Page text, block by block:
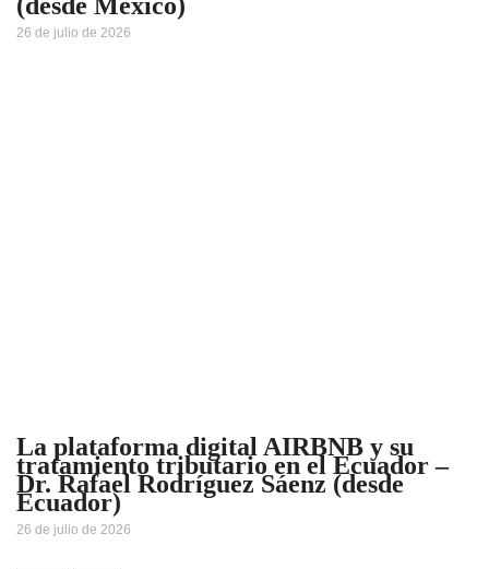
26 de julio de 2026
La plataforma digital AIRBNB y su
tratamiento tributario en el Ecuador –
Dr. Rafael Rodríguez Sáenz (desde
Ecuador)
26 de julio de 2026